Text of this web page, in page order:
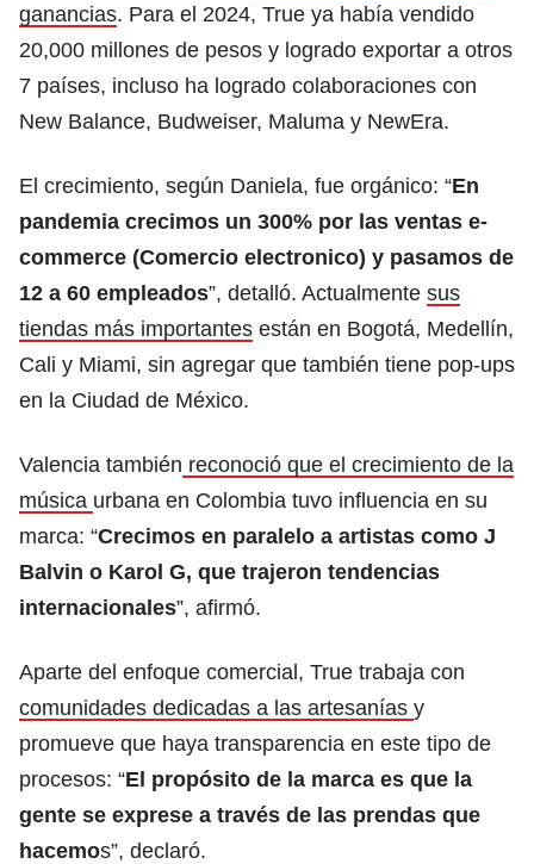
ganancias. Para el 2024, True ya había vendido
20,000 millones de pesos y logrado exportar a otros
7 países, incluso ha logrado colaboraciones con
New Balance, Budweiser, Maluma y NewEra.
El crecimiento, según Daniela, fue orgánico: “En
pandemia crecimos un 300% por las ventas e-
commerce (Comercio electronico) y pasamos de
12 a 60 empleados”, detalló. Actualmente sus
tiendas más importantes están en Bogotá, Medellín,
Cali y Miami, sin agregar que también tiene pop-ups
en la Ciudad de México.
Valencia también reconoció que el crecimiento de la
música urbana en Colombia tuvo influencia en su
marca: “Crecimos en paralelo a artistas como J
Balvin o Karol G, que trajeron tendencias
internacionales”, afirmó.
Aparte del enfoque comercial, True trabaja con
comunidades dedicadas a las artesanías y
promueve que haya transparencia en este tipo de
procesos: “El propósito de la marca es que la
gente se exprese a través de las prendas que
hacemos”, declaró.